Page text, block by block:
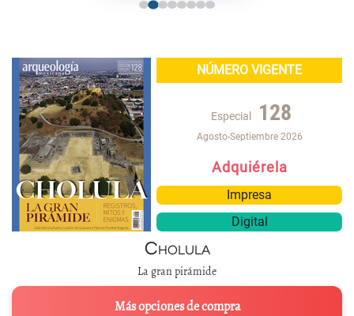
NÚMERO VIGENTE
Especial 128
Agosto-Septiembre 2026
Adquiérela
Impresa
Digital
Cholula
La gran pirámide
Más opciones de compra